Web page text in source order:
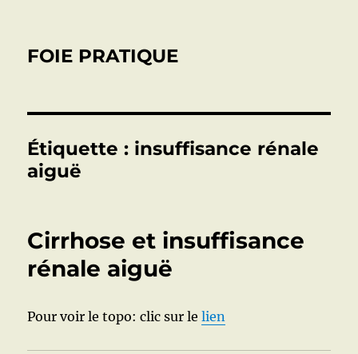
FOIE PRATIQUE
Étiquette : insuffisance rénale
aiguë
Cirrhose et insuffisance
rénale aiguë
Pour voir le topo: clic sur lelien